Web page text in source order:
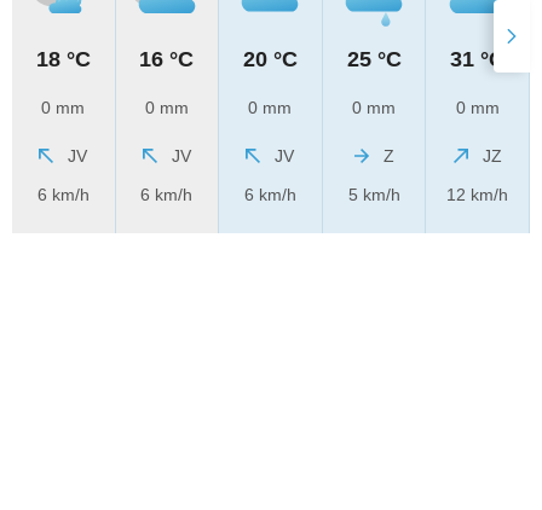
18 °C
0 mm
JV
6 km/h
16 °C
0 mm
JV
6 km/h
20 °C
0 mm
JV
6 km/h
25 °C
0 mm
Z
5 km/h
31 °C
0 mm
JZ
12 km/h